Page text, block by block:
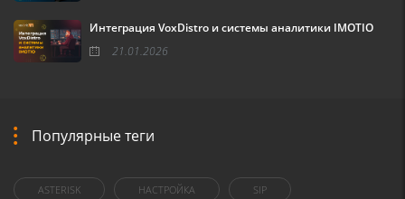
Интеграция VoxDistro и системы аналитики IMOTIO
21.01.2026
Популярные теги
ASTERISK НАСТРОЙКА SIP